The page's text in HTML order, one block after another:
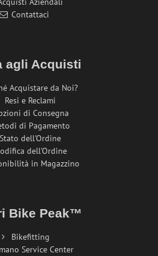
Contattaci
agli Acquisti
Acquistare da Noi?
Resi e Reclami
di Consegna
di Pagamento
Stato dell'Ordine
dell'Ordine
in Magazzino
Bike Peak™
Bikefitting
Service Center